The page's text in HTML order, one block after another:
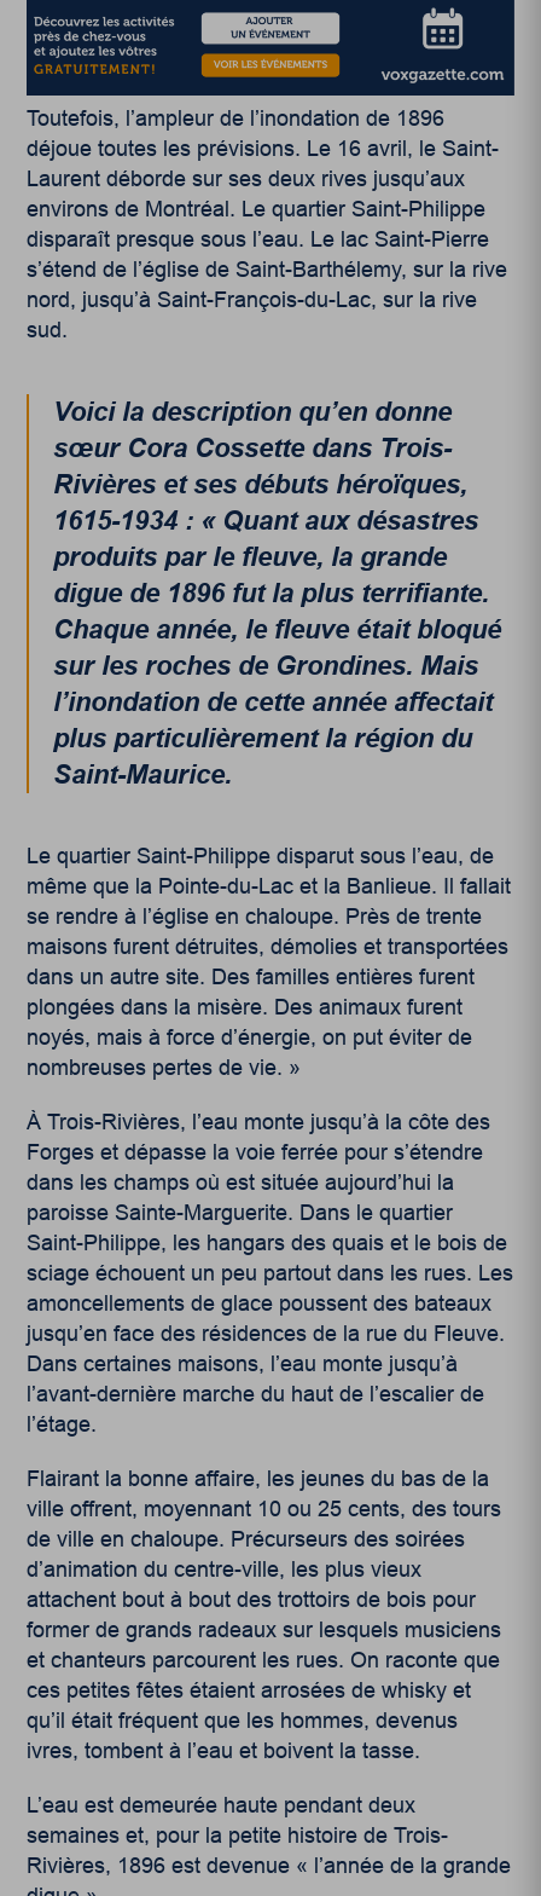
Toutefois, l’ampleur de l’inondation de 1896
déjoue toutes les prévisions. Le 16 avril, le Saint-
Laurent déborde sur ses deux rives jusqu’aux
environs de Montréal. Le quartier Saint-Philippe
disparaît presque sous l’eau. Le lac Saint-Pierre
s’étend de l’église de Saint-Barthélemy, sur la rive
nord, jusqu’à Saint-François-du-Lac, sur la rive
sud.
Voici la description qu’en donne
sœur Cora Cossette dans Trois-
Rivières et ses débuts héroïques,
1615-1934 : « Quant aux désastres
produits par le fleuve, la grande
digue de 1896 fut la plus terrifiante.
Chaque année, le fleuve était bloqué
sur les roches de Grondines. Mais
l’inondation de cette année affectait
plus particulièrement la région du
Saint-Maurice.
Le quartier Saint-Philippe disparut sous l’eau, de
même que la Pointe-du-Lac et la Banlieue. Il fallait
se rendre à l’église en chaloupe. Près de trente
maisons furent détruites, démolies et transportées
dans un autre site. Des familles entières furent
plongées dans la misère. Des animaux furent
noyés, mais à force d’énergie, on put éviter de
nombreuses pertes de vie. »
À Trois-Rivières, l’eau monte jusqu’à la côte des
Forges et dépasse la voie ferrée pour s’étendre
dans les champs où est située aujourd’hui la
paroisse Sainte-Marguerite. Dans le quartier
Saint-Philippe, les hangars des quais et le bois de
sciage échouent un peu partout dans les rues. Les
amoncellements de glace poussent des bateaux
jusqu’en face des résidences de la rue du Fleuve.
Dans certaines maisons, l’eau monte jusqu’à
l’avant-dernière marche du haut de l’escalier de
l’étage.
Flairant la bonne affaire, les jeunes du bas de la
ville offrent, moyennant 10 ou 25 cents, des tours
de ville en chaloupe. Précurseurs des soirées
d’animation du centre-ville, les plus vieux
attachent bout à bout des trottoirs de bois pour
former de grands radeaux sur lesquels musiciens
et chanteurs parcourent les rues. On raconte que
ces petites fêtes étaient arrosées de whisky et
qu’il était fréquent que les hommes, devenus
ivres, tombent à l’eau et boivent la tasse.
L’eau est demeurée haute pendant deux
semaines et, pour la petite histoire de Trois-
Rivières, 1896 est devenue « l’année de la grande